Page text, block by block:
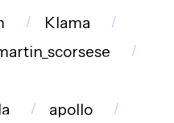
Klama
apollo